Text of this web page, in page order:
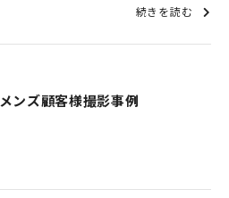
続きを読む
メンズ顧客様撮影事例